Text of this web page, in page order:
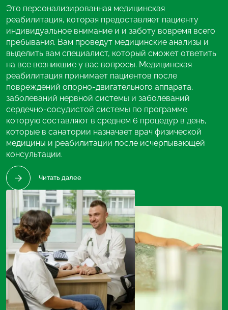
Это персонализированная медицинская
реабилитация, которая предоставляет пациенту
индивидуальное внимание и и заботу вовремя всего
пребывания. Вам проведут медицинские анализы и
выделить вам специалист, который сможет ответить
на все возникшие у вас вопросы. Медицинская
реабилитация принимает пациентов после
повреждений опорно-двигательного аппарата,
заболеваний нервной системы и заболеваний
сердечно-сосудистой системы по программе
которую составляют в среднем 6 процедур в день,
которые в санатории назначает врач физической
медицины и реабилитации после исчерпывающей
консультации.
Читать далее
Данная программа долголетия (англ. longevity)
предназначена помочь изменить эти привычки –
включить движение в повседневную деятельность,
изменить свое представление об особенностях
питания, следя за метаболизмом глюкозы, включить
пищевые добавки в ежедневный рацион для
улучшения самочувствия. Это стимул и вдохновение
сделать не один дополнительный шаг для себя и
своего в дышащем спокойствием санатории «Eglės
sanatorijа» в Бирштонасе, наделенном особыми
богатствами недр земли – торфяной грязью,
минеральной водой и чистым курортным воздухом, а
вернувшись – продолжить это в своей повседневной
жизни.
Читать далее
санаторий «Eglės sanatoriją» за 3 месяца и более мы
гарантируем Вам более низкую цену. Лучшая
инвестиция – в свое здоровье!
Читать далее